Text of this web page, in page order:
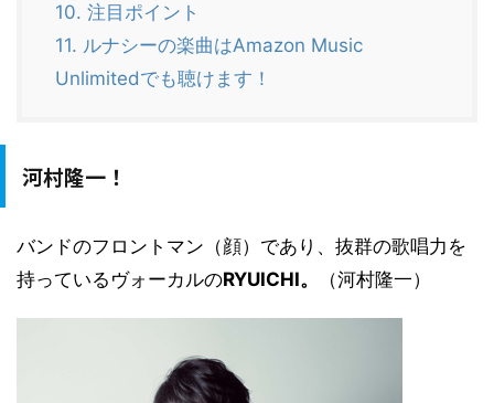
10. 注目ポイント
11. ルナシーの楽曲はAmazon Music
Unlimitedでも聴けます！
河村隆一！
バンドのフロントマン（顔）であり、抜群の歌唱力を
持っているヴォーカルのRYUICHI。 （河村隆一）